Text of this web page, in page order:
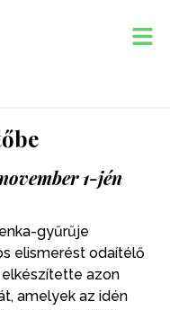
1-jén
gyűrűje
elismerést odaítélő
azon
amelyek az idén